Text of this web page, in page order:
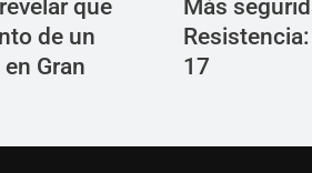
que
de un
Gran
Más
17